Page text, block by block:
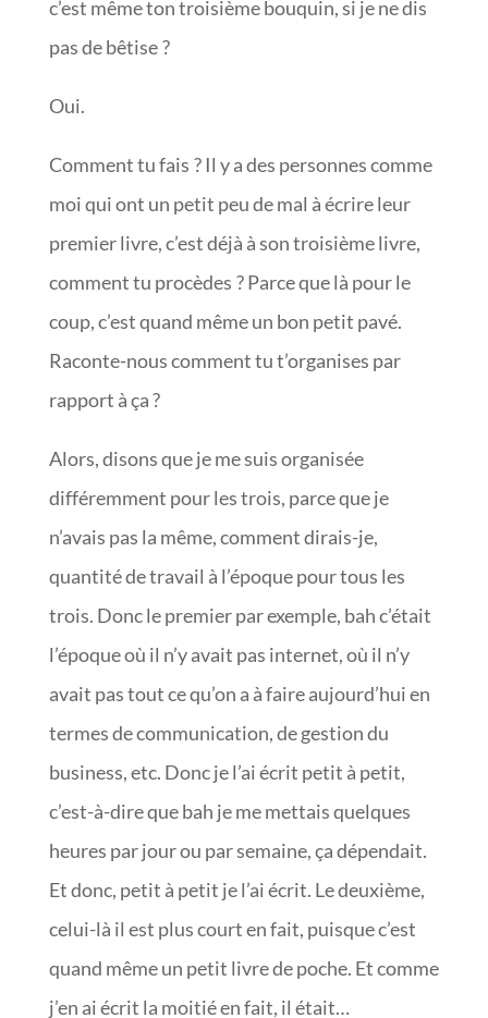
c’est même ton troisième bouquin, si je ne dis
pas de bêtise ?
Oui.
Comment tu fais ? Il y a des personnes comme
moi qui ont un petit peu de mal à écrire leur
premier livre, c’est déjà à son troisième livre,
comment tu procèdes ? Parce que là pour le
coup, c’est quand même un bon petit pavé.
Raconte-nous comment tu t’organises par
rapport à ça ?
Alors, disons que je me suis organisée
différemment pour les trois, parce que je
n’avais pas la même, comment dirais-je,
quantité de travail à l’époque pour tous les
trois. Donc le premier par exemple, bah c’était
l’époque où il n’y avait pas internet, où il n’y
avait pas tout ce qu’on a à faire aujourd’hui en
termes de communication, de gestion du
business, etc. Donc je l’ai écrit petit à petit,
c’est-à-dire que bah je me mettais quelques
heures par jour ou par semaine, ça dépendait.
Et donc, petit à petit je l’ai écrit. Le deuxième,
celui-là il est plus court en fait, puisque c’est
quand même un petit livre de poche. Et comme
j’en ai écrit la moitié en fait, il était…